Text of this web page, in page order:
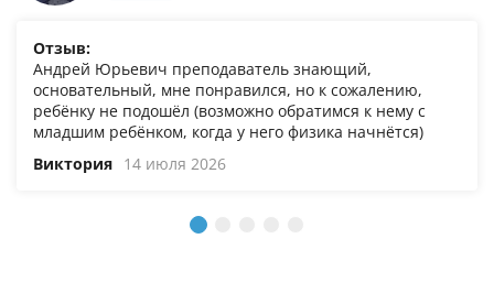
Отзыв:
Андрей Юрьевич преподаватель знающий,
основательный, мне понравился, но к сожалению,
ребёнку не подошёл (возможно обратимся к нему с
младшим ребёнком, когда у него физика начнётся)
Виктория 14 июля 2026